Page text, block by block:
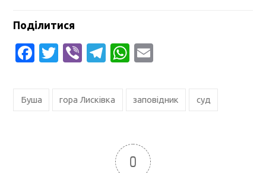
Поділитися
Facebook
Twitter
ViberTelegram
WhatsApp
Буша гора Лисківка заповідник суд
0